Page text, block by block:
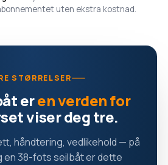
uten ekstra kostnad.
STØRRELSER
eren verden for
viser deg tre.
håndtering, vedlikehold — på
en 38-fots seilbåt er dette